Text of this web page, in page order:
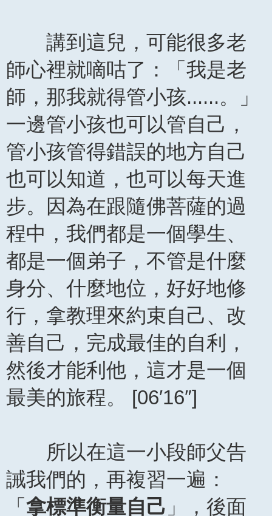
講到這兒，可能很多老
師心裡就嘀咕了：「我是老
師，那我就得管小孩......。」
一邊管小孩也可以管自己，
管小孩管得錯誤的地方自己
也可以知道，也可以每天進
步。因為在跟隨佛菩薩的過
程中，我們都是一個學生、
都是一個弟子，不管是什麼
身分、什麼地位，好好地修
行，拿教理來約束自己、改
善自己，完成最佳的自利，
然後才能利他，這才是一個
最美的旅程。 [06′16″]
所以在這一小段師父告
誡我們的，再複習一遍：
「 拿標準衡量自己 」，後面